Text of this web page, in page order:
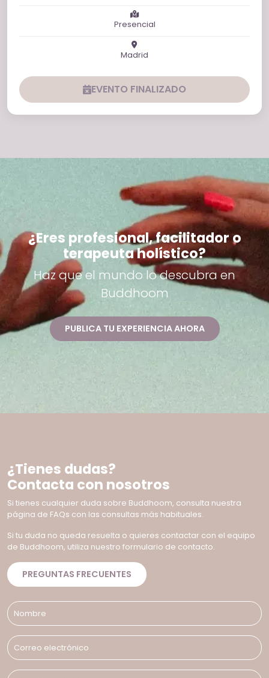
Presencial
Madrid
EVENTO FINALIZADO
¿Eres profesional, facilitador o
terapeuta holístico?
Haz que el mundo lo descubra en
Buddhoom
PUBLICA TU EXPERIENCIA AHORA
¿Tienes dudas?
Contacta con nosotros
Si tienes cualquier duda sobre Buddhoom, consulta nuestra
página de FAQs con las consultas más habituales.
Si tu duda no queda resuelta o quieres contactar con el equipo
de Buddhoom, utiliza nuestro formulario de contacto.
PREGUNTAS FRECUENTES